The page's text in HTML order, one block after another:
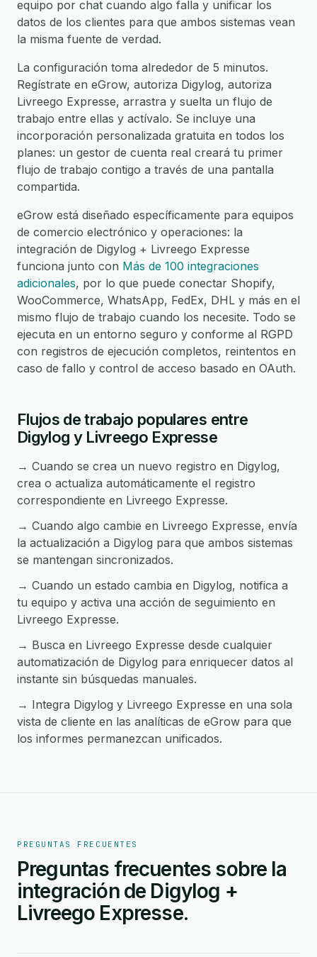
equipo por chat cuando algo falla y unificar los
datos de los clientes para que ambos sistemas vean
la misma fuente de verdad.
La configuración toma alrededor de 5 minutos.
Regístrate en eGrow, autoriza Digylog, autoriza
Livreego Expresse, arrastra y suelta un flujo de
trabajo entre ellas y actívalo. Se incluye una
incorporación personalizada gratuita en todos los
planes: un gestor de cuenta real creará tu primer
flujo de trabajo contigo a través de una pantalla
compartida.
eGrow está diseñado específicamente para equipos
de comercio electrónico y operaciones: la
integración de Digylog + Livreego Expresse
funciona junto con Más de 100 integraciones
adicionales, por lo que puede conectar Shopify,
WooCommerce, WhatsApp, FedEx, DHL y más en el
mismo flujo de trabajo cuando los necesite. Todo se
ejecuta en un entorno seguro y conforme al RGPD
con registros de ejecución completos, reintentos en
caso de fallo y control de acceso basado en OAuth.
Flujos de trabajo populares entre
Digylog y Livreego Expresse
→ Cuando se crea un nuevo registro en Digylog,
crea o actualiza automáticamente el registro
correspondiente en Livreego Expresse.
→ Cuando algo cambie en Livreego Expresse, envía
la actualización a Digylog para que ambos sistemas
se mantengan sincronizados.
→ Cuando un estado cambia en Digylog, notifica a
tu equipo y activa una acción de seguimiento en
Livreego Expresse.
→ Busca en Livreego Expresse desde cualquier
automatización de Digylog para enriquecer datos al
instante sin búsquedas manuales.
→ Integra Digylog y Livreego Expresse en una sola
vista de cliente en las analíticas de eGrow para que
los informes permanezcan unificados.
PREGUNTAS FRECUENTES
Preguntas frecuentes sobre la
integración de Digylog +
Livreego Expresse.